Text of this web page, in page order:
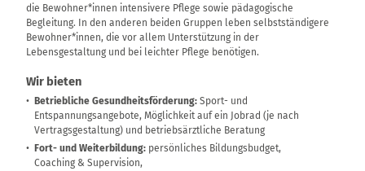
die Bewohner*innen intensivere Pflege sowie pädagogische
Begleitung. In den anderen beiden Gruppen leben selbstständigere
Bewohner*innen, die vor allem Unterstützung in der
Lebensgestaltung und bei leichter Pflege benötigen.
Wir bieten
Betriebliche Gesundheitsförderung: Sport- und
Entspannungsangebote, Möglichkeit auf ein Jobrad (je nach
Vertragsgestaltung) und betriebsärztliche Beratung
Fort- und Weiterbildung: persönliches Bildungsbudget,
Coaching & Supervision,